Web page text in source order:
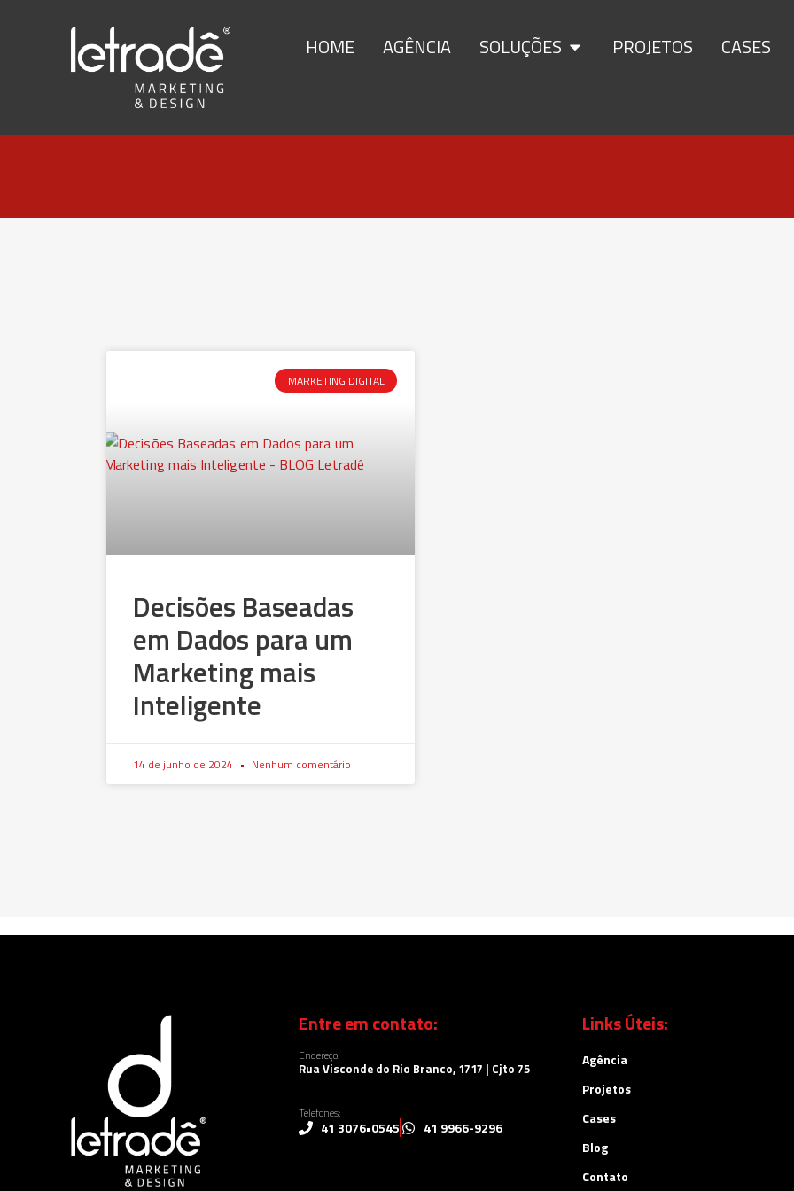
HOME AGÊNCIA SOLUÇÕES PROJETOS CASES
MARKETING DIGITAL
Decisões Baseadas
em Dados para um
Marketing mais
Inteligente
14 de junho de 2024 Nenhum comentário
Entre em contato:
Endereço:
Rua Visconde do Rio Branco, 1717 | Cjto 75
Telefones:
41 3076•0545 41 9966-9296
Links Úteis:
Agência
Projetos
Cases
Blog
Contato